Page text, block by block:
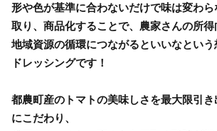
形や色が基準に合わないだけで味は変わ
取り、商品化することで、農家さんの所得
地域資源の循環につながるといいなとい
ドレッシングです！
都農町産のトマトの美味しさを最大限引
にこだわり、